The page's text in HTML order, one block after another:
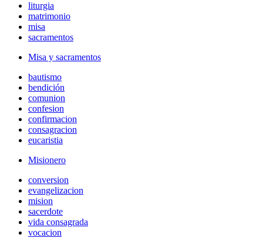
liturgia
matrimonio
misa
sacramentos
Misa y sacramentos
bautismo
bendición
comunion
confesion
confirmacion
consagracion
eucaristia
Misionero
conversion
evangelizacion
mision
sacerdote
vida consagrada
vocacion